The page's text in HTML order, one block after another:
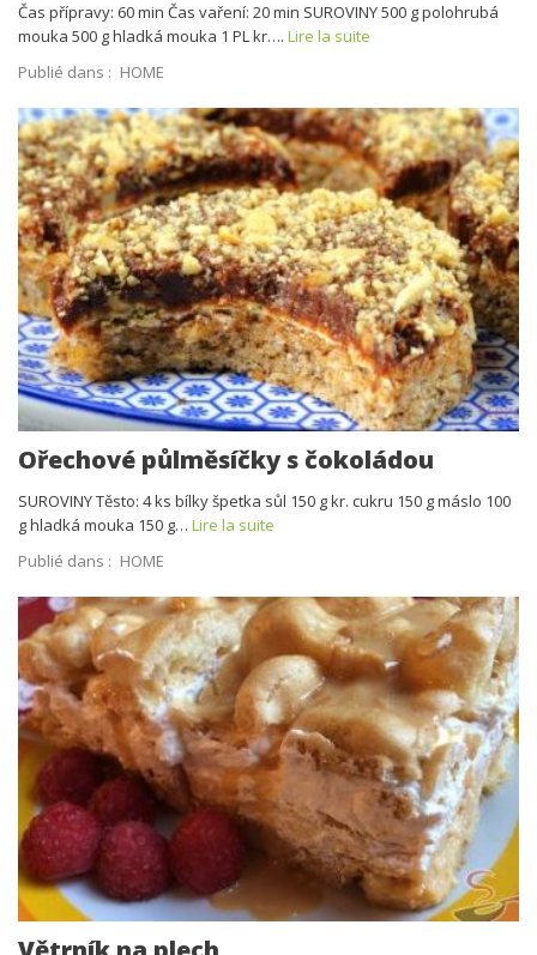
Čas přípravy: 60 min Čas vaření: 20 min SUROVINY 500 g polohrubá
mouka 500 g hladká mouka 1 PL kr…. Lire la suite
Publié dans : HOME
Ořechové půlměsíčky s čokoládou
SUROVINY Těsto: 4 ks bílky špetka sůl 150 g kr. cukru 150 g máslo 100
g hladká mouka 150 g… Lire la suite
Publié dans : HOME